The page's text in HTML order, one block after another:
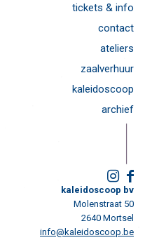
tickets & info
contact
ateliers
zaalverhuur
kaleidoscoop
archief
kaleidoscoop bv
Molenstraat 50
2640 Mortsel
info@kaleidoscoop.be